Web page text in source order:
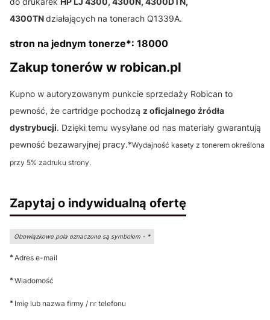
4300TNdziałających na tonerach Q1339A.
stron na jednym tonerze*: 18000
Zakup tonerów w robican.pl
Kupno w autoryzowanym punkcie sprzedaży Robican to
pewność, że cartridge pochodzą z oficjalnego źródła
dystrybucji. Dzięki temu wysyłane od nas materiały gwarantują
pewność bezawaryjnej pracy.*Wydajność kasety z tonerem określona
przy 5% zadruku strony.
Zapytaj o indywidualną ofertę
Obowiązkowe pola oznaczone są symbolem - *
*Adres e-mail
*Wiadomość
* Imię lub nazwa firmy / nr telefonu